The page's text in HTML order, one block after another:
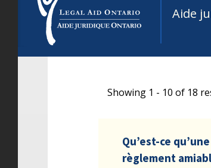
Aide
Showing 1 - 10 of 18
Qu’est-ce
règlement